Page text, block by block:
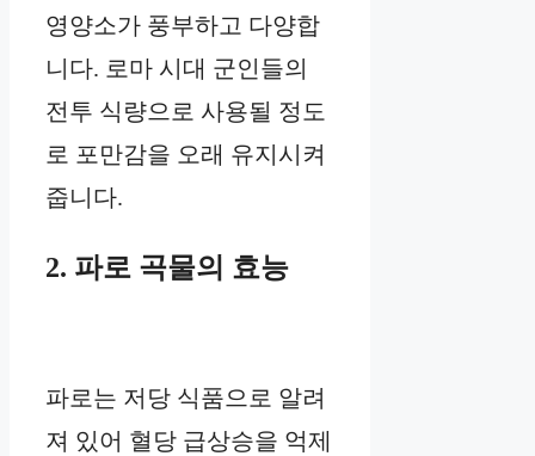
영양소가 풍부하고 다양합
니다. 로마 시대 군인들의
전투 식량으로 사용될 정도
로 포만감을 오래 유지시켜
줍니다.
2. 파로 곡물의 효능
파로는 저당 식품으로 알려
져 있어 혈당 급상승을 억제